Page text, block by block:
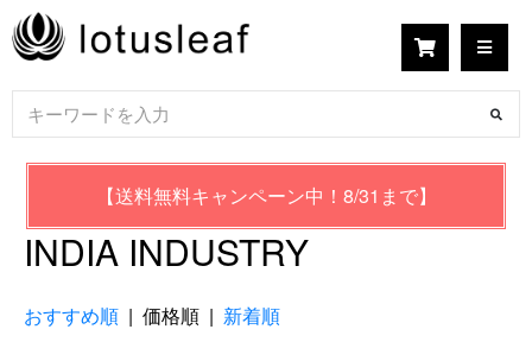
【送料無料キャンペーン中！8/31まで】
INDIA INDUSTRY
おすすめ順 | 価格順 | 新着順